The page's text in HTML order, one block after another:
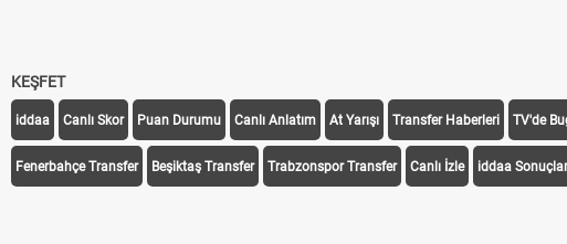
KEŞFET
iddaa Canlı Skor Puan Durumu Canlı Anlatım At Yarışı Transfer Haberleri TV'de
Fenerbahçe Transfer Beşiktaş Transfer Trabzonspor Transfer Canlı İzle iddaa